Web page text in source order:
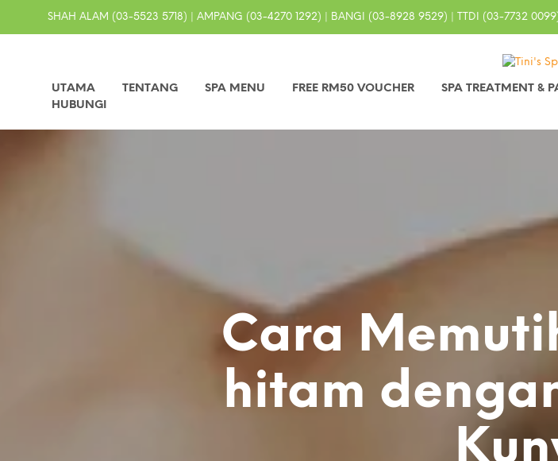
SHAH ALAM (03-5523 5718) | AMPANG (03-4270 1292) | BANGI (03-8928 9529) | TTDI (03-7732
UTAMA TENTANG SPA MENU FREE RM50 VOUCHER SPA TREATMENT &
HUBUNGI
Cara
hitam